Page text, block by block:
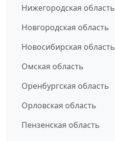
Нижегородская область
Новгородская область
Новосибирская область
Омская область
Оренбургская область
Орловская область
Пензенская область